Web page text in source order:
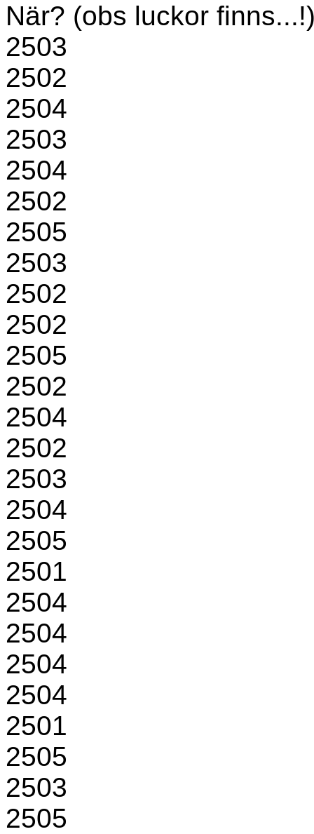
När? (obs luckor
2503
2502
2504
2503
2504
2502
2505
2503
2502
2502
2505
2502
2504
2502
2503
2504
2505
2501
2504
2504
2504
2504
2501
2505
2503
2505